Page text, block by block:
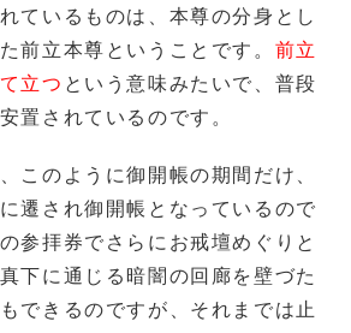
ているものは、本尊の分身とし
前立本尊ということです。 前立
立つ という意味みたいで、普段
置されているのです。
このように御開帳の期間だけ、
遷され御開帳となっているので
参拝券でさらにお戒壇めぐりと
下に通じる暗闇の回廊を壁づた
できるのですが、それまでは止